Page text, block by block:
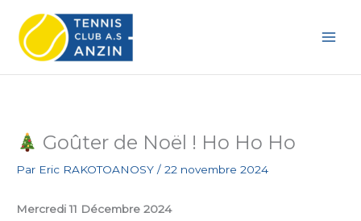
contenu
Goûter de Noël ! Ho Ho Ho
Par Eric RAKOTOANOSY / 22 novembre 2024
Mercredi 11 Décembre 2024